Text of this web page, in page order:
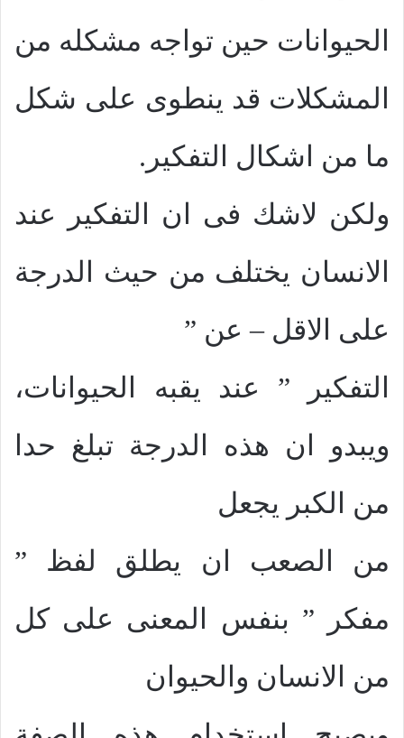
الحيوانات حين تواجه مشكله من
المشكلات قد ينطوى على شكل
ما من اشكال التفكير.
ولكن لاشك فى ان التفكير عند
الانسان يختلف من حيث الدرجة
على الاقل – عن ”
التفكير ” عند يقبه الحيوانات،
ويبدو ان هذه الدرجة تبلغ حدا
من الكبر يجعل
من الصعب ان يطلق لفظ ”
مفكر ” بنفس المعنى على كل
من الانسان والحيوان